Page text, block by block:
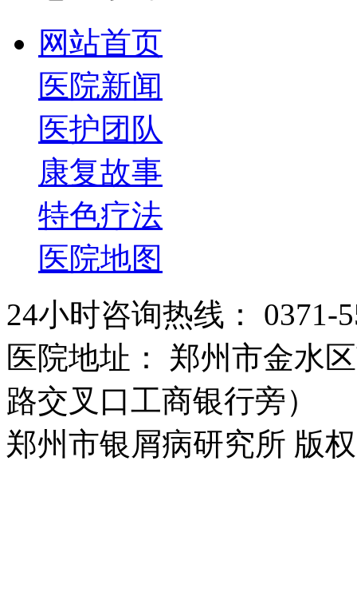
网站首页
医院新闻
医护团队
康复故事
特色疗法
医院地图
24小时咨询热线： 0371-
医院地址： 郑州市金水
路交叉口工商银行旁）
郑州市银屑病研究所 版